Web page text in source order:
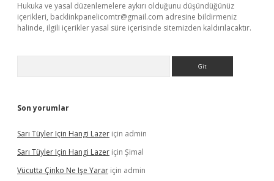
Hukuka ve yasal düzenlemelere aykırı olduğunu düşündüğünüz
içerikleri, backlinkpanelicomtr@gmail.com adresine bildirmeniz
halinde, ilgili içerikler yasal süre içerisinde sitemizden kaldırılacaktır.
Son yorumlar
Sarı Tüyler Için Hangi Lazer için admin
Sarı Tüyler Için Hangi Lazer için Şimal
Vücutta Çinko Ne Işe Yarar için admin